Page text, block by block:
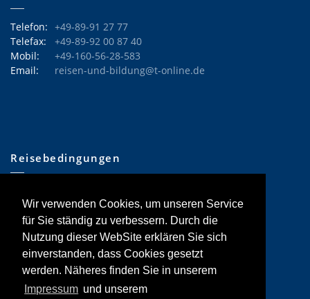
Wir verwenden Cookies, um unseren Service
für Sie ständig zu verbessern. Durch die
Nutzung dieser WebSite erklären Sie sich
einverstanden, dass Cookies gesetzt
werden. Näheres finden Sie in unserem
Impressum und unserem
Telefon: +49-89-91 27 77
Telefax:
+49-89-92 00 87 40
Mobil:
+49-160-56-28-583
Email:
reisen-und-bildung@t-online.de
Reisebedingungen
Hinweise Tages-Exkursionen
Reisebedingungen
Reiserücktrittskostenversicherung